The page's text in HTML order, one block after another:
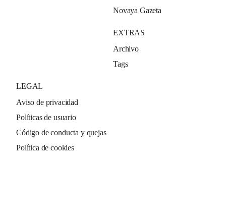
Novaya Gazeta
EXTRAS
Archivo
Tags
LEGAL
Aviso de privacidad
Políticas de usuario
Código de conducta y quejas
Política de cookies